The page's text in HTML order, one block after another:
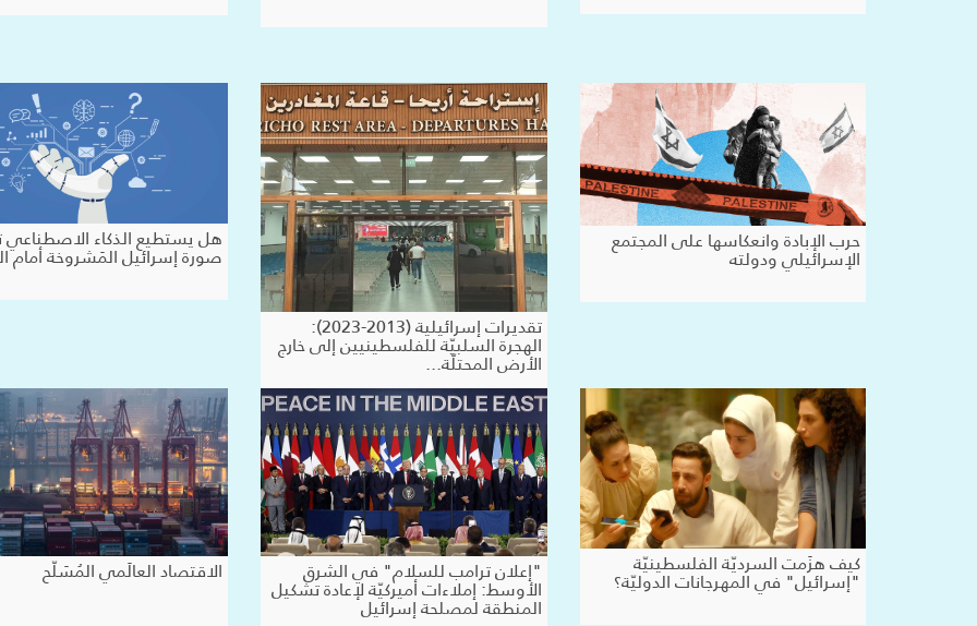
حرب الإبادة وانعكاسها على المجتمع
الإسرائيلي ودولته
تقديرات إسرائيلية (2013-2023):
الهجرة السلبيّة للفلسطينيين إلى خارج
الأرض المحتلّة...
هل يستطيع الذكاء الاصطناعي
صورة إسرائيل المَشروخة أمام
كيف هزَمت السرديّة الفلسطينيّة
"إسرائيل" في المهرجانات الدوليّة؟ "إعلان ترامب للسلام" في الشرق
الأوسط: إملاءات أميركيّة لإعادة تشكيل
المنطقة لمصلحة إسرائيل
الاقتصاد العالَمي المُسَلّح